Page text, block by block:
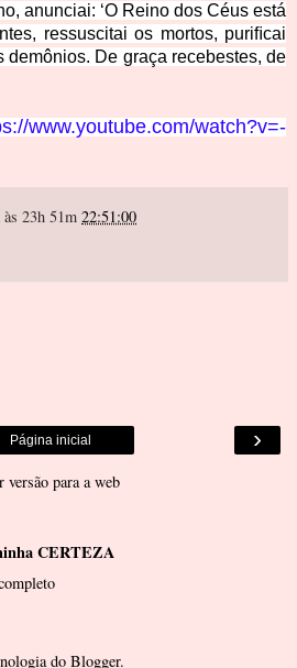
anunciai: ‘O Reino dos Céus está
ressuscitai os mortos, puriﬁcai
demônios. De graça recebestes, de
www.youtube.com/watch?v=-
às 23h 51m 22:51:00
›
Página inicial
versão para a web
CERTEZA
do Blogger.